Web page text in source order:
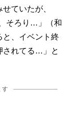
ていたが、
そろり…」（和
と、イベント終
されてる…」と
す